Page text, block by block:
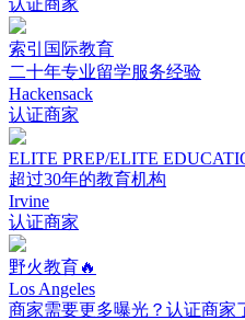
索引国际教育
二十年专业留学服务经验
Hackensack
认证商家
ELITE PREP/ELITE
超过30年的教育机构
Irvine
认证商家
野火教育🔥
Los Angeles
商家需要更多曝光？认证商家